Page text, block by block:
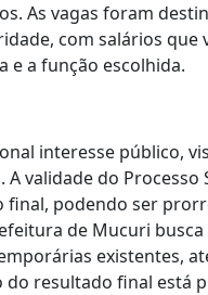
As vagas foram
com salários que
e a função escolhida.
interesse público,
validade do Processo
final, podendo ser
de Mucuri
existentes,
resultado final está